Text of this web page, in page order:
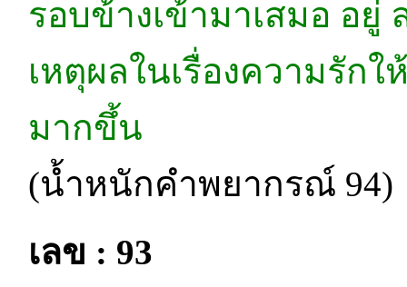
รอบข้างเข้ามาเสมอ อยู่
เหตุผลในเรื่องความรัก
มากขึ้น
(น้ำหนักคำพยากรณ์ 94)
เลข : 93